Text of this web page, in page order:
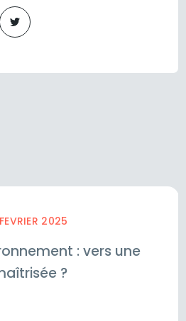
2025
: vers une
?